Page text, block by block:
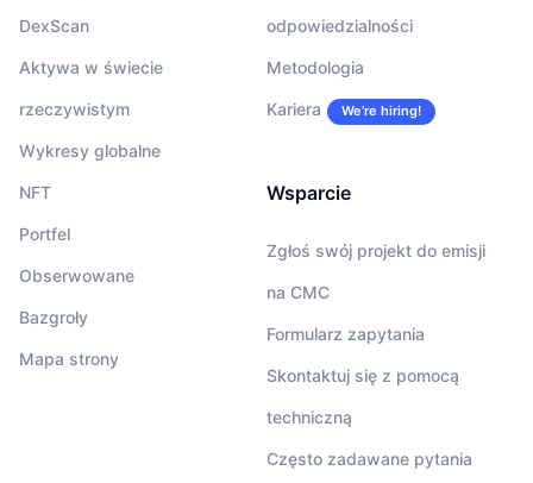
DexScan
Aktywa w świecie
rzeczywistym
Wykresy globalne
NFT
Portfel
Obserwowane
Bazgroły
Mapa strony
odpowiedzialności
Metodologia
Kariera We’re hiring!
Wsparcie
Zgłoś swój projekt do emisji
na CMC
Formularz zapytania
Skontaktuj się z pomocą
techniczną
Często zadawane pytania